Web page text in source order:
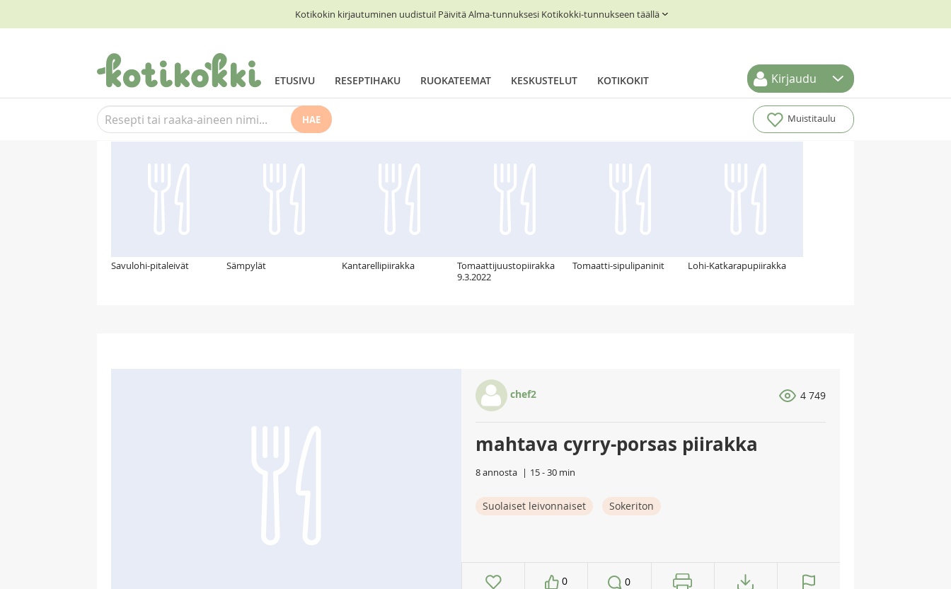
Kotikokin kirjautuminen uudistui! Päivitä Alma-tunnuksesi Kotikokki-tunnukseen täällä
ETUSIVU RESEPTIHAKU RUOKATEEMAT KESKUSTELUT KOTIKOKIT Kirjaudu
HAE Muistitaulu
Suosittelemme myös
Savulohi-pitaleivät Sämpylät Kantarellipiirakka
Tomaattijuustopiirakka
9.3.2022
Tomaatti-sipulipaninit Lohi-Katkarapupiirakka
chef2 4 749
mahtava cyrry-porsas piirakka
8 annosta 15 - 30 min
Suolaiset leivonnaiset Sokeriton
0 0